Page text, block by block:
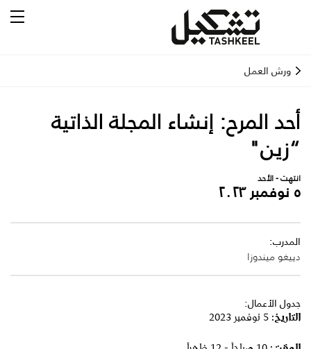
ورش العمل
أحد المرح: إنشاء المجلة الذاتية
“زين"
انتهت - الأحد
٥ نوفمبر ٢٠٢٣
المدرب:
دييغو ميندوزا
جدول الأعمال:
التاريخ: